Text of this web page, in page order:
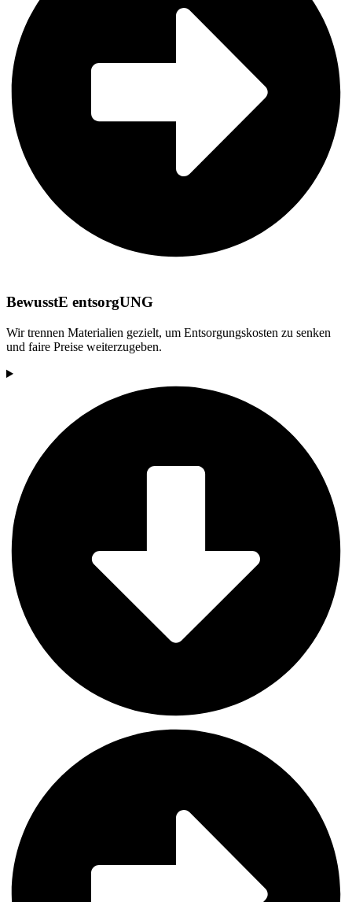
BewusstE entsorgUNG
Wir trennen Materialien gezielt, um Entsorgungskosten zu senken
und faire Preise weiterzugeben.